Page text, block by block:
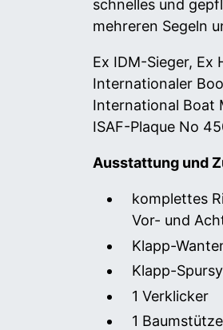
schnelles und
mehreren Segeln
Ex IDM-Sieger, Ex
Internationaler
International Boat
ISAF-Plaque No
Ausstattung und
komplettes
Vor- und
Klapp-
Klapp-
1 Verklicker
1 Baumstütze